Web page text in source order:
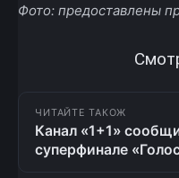
Фото: предоставлены
ЧИТАЙТЕ ТАКОЖ
Канал «1+1»
cуперфинале